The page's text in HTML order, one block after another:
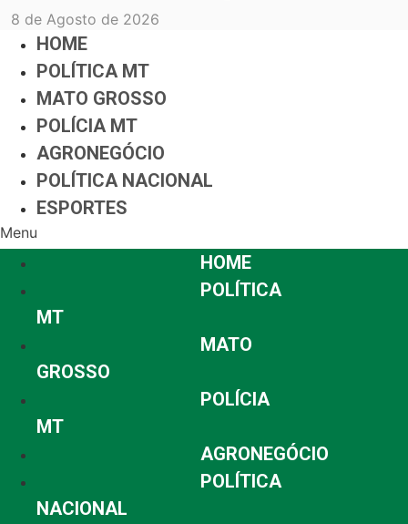
8 de Agosto de 2026
HOME
POLÍTICA MT
MATO GROSSO
POLÍCIA MT
AGRONEGÓCIO
POLÍTICA NACIONAL
ESPORTES
Menu
HOME
POLÍTICA
MT
MATO
GROSSO
POLÍCIA
MT
AGRONEGÓCIO
POLÍTICA
NACIONAL